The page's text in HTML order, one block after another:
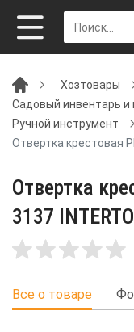
Хозтовары
Садовый инвентарь и
Ручной инструмент
Отвертка крестовая
Отвертка
3137
Все о товаре